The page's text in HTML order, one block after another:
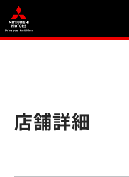
店舗詳細